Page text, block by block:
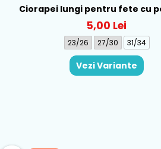
Ciorapei lungi pentru fete cu
LOL - 52-34-315
5,00 Lei
23/26 27/30 31/34
Vezi Variante